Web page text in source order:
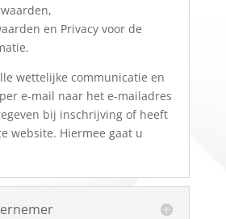
en Privacy voor de
wettelijke communicatie en
e-mail naar het e-mailadres
bij inschrijving of heeft
website. Hiermee gaat u